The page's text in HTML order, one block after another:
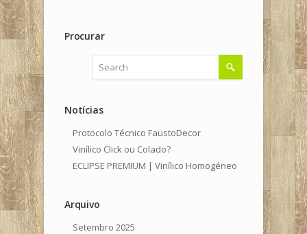
Procurar
Notícias
Protocolo Técnico FaustoDecor
Vinílico Click ou Colado?
ECLIPSE PREMIUM | Vinílico Homogéneo
Arquivo
Setembro 2025